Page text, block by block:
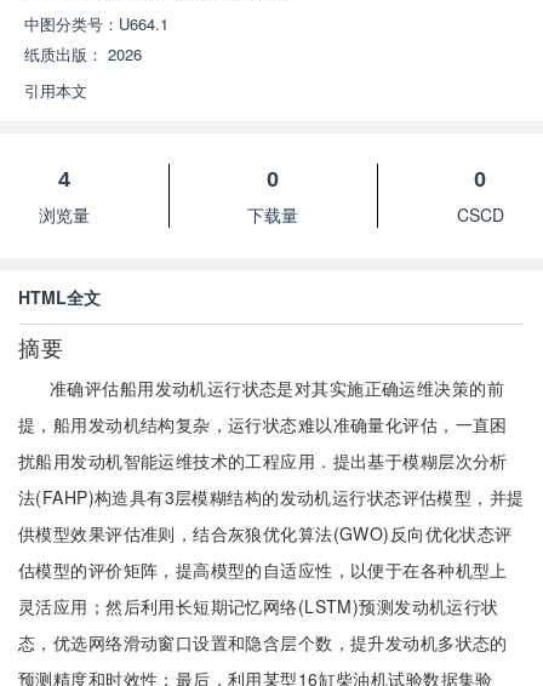
中图分类号： U664.1
纸质出版： 2026
引用本文
4
浏览量
0
下载量
0
CSCD
HTML全文
摘要
准确评估船用发动机运行状态是对其实施正确运维决策的前
提，船用发动机结构复杂，运行状态难以准确量化评估，一直困
扰船用发动机智能运维技术的工程应用．提出基于模糊层次分析
法(FAHP)构造具有3层模糊结构的发动机运行状态评估模型，并提
供模型效果评估准则，结合灰狼优化算法(GWO)反向优化状态评
估模型的评价矩阵，提高模型的自适应性，以便于在各种机型上
灵活应用；然后利用长短期记忆网络(LSTM)预测发动机运行状
态，优选网络滑动窗口设置和隐含层个数，提升发动机多状态的
预测精度和时效性；最后，利用某型16缸柴油机试验数据集验